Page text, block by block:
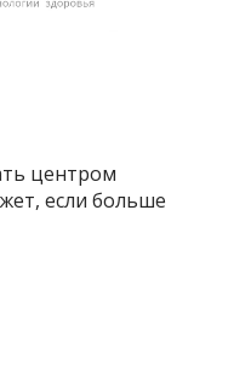
центром
если больше